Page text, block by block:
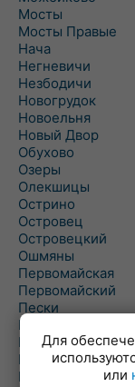
Мосты
Мосты Правые
Нача
Негневичи
Незбодичи
Новогрудок
Новоельня
Новый Двор
Обухово
Озеры
Олекшицы
Острино
Островец
Островецкий
Ошмяны
Первомайская
Первомайский
Пески
Петревичи
Погородно
Пограничный
Подлабенье
Для
или